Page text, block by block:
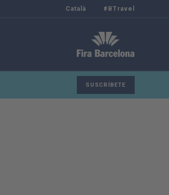
Català #BTravel
SUSCRÍBETE